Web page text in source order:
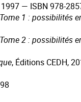
— ISBN 978-
1 : possibilités
2 : possibilités
, Éditions CEDH,